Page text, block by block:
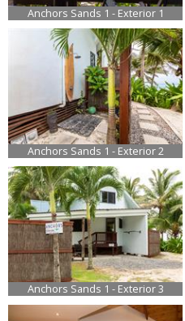
Anchors Sands 1 - Exterior 1
Anchors Sands 1 - Exterior 2
Anchors Sands 1 - Exterior 3